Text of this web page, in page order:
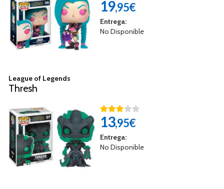
19,95€
Entrega:
No Disponible
League of Legends
Thresh
13,95€
Entrega:
No Disponible